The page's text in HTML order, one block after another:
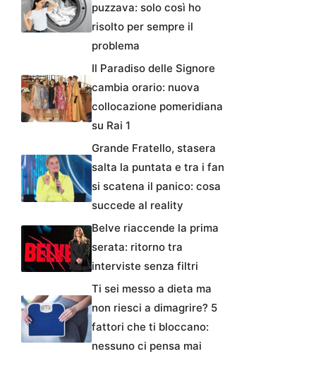
puzzava: solo così ho
risolto per sempre il
problema
Il Paradiso delle Signore
cambia orario: nuova
collocazione pomeridiana
su Rai 1
Grande Fratello, stasera
salta la puntata e tra i fan
si scatena il panico: cosa
succede al reality
Belve riaccende la prima
serata: ritorno tra
interviste senza filtri
Ti sei messo a dieta ma
non riesci a dimagrire? 5
fattori che ti bloccano:
nessuno ci pensa mai